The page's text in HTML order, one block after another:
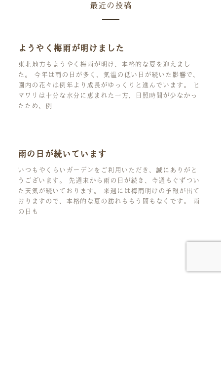
最近の投稿
ようやく梅雨が明けました
東北地方もようやく梅雨が明け、本格的な夏を迎えまし
た。 今年は雨の日が多く、気温の低い日が続いた影響で、
園内の花々は例年より成長がゆっくりと進んでいます。 ヒ
マワリは十分な水分に恵まれた一方、日照時間が少なかっ
たため、例
雨の日が続いています
いつもやくらいガーデンをご利用いただき、誠にありがと
うございます。 先週末から雨の日が続き、今週もぐずつい
た天気が続いております。 来週には梅雨明けの予報が出て
おりますので、本格的な夏の訪れももう間もなくです。 雨
の日も